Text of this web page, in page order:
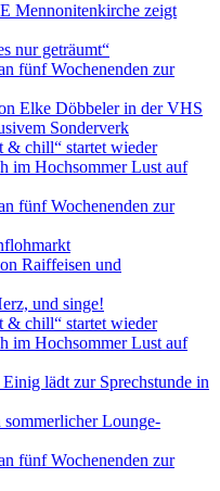
Mennonitenkirche zeigt
nur geträumt“
fünf Wochenenden zur
Elke Döbbeler in der VHS
Sonderverk
& chill“ startet wieder
im Hochsommer Lust auf
fünf Wochenenden zur
Raiffeisen und
und singe!
& chill“ startet wieder
im Hochsommer Lust auf
lädt zur Sprechstunde in
sommerlicher Lounge-
fünf Wochenenden zur